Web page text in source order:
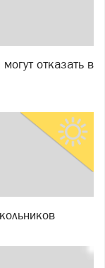
отказать в